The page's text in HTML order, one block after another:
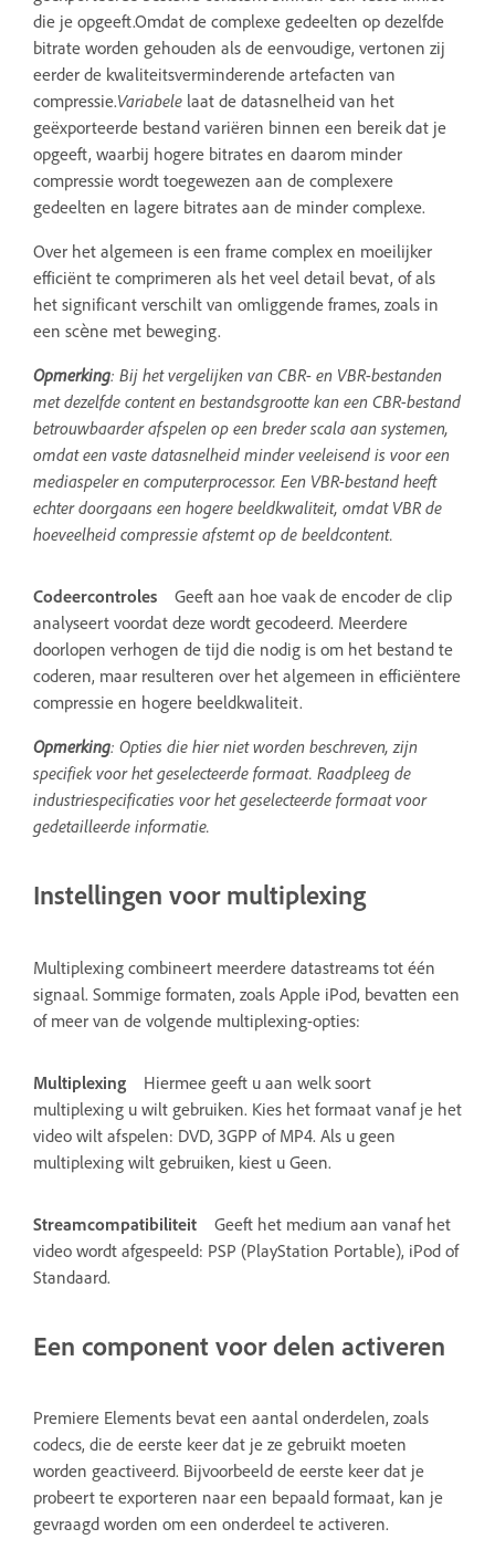
die je opgeeft.Omdat de complexe gedeelten op dezelfde
bitrate worden gehouden als de eenvoudige, vertonen zij
eerder de kwaliteitsverminderende artefacten van
compressie.Variabele laat de datasnelheid van het
geëxporteerde bestand variëren binnen een bereik dat je
opgeeft, waarbij hogere bitrates en daarom minder
compressie wordt toegewezen aan de complexere
gedeelten en lagere bitrates aan de minder complexe.
Over het algemeen is een frame complex en moeilijker
efficiënt te comprimeren als het veel detail bevat, of als
het significant verschilt van omliggende frames, zoals in
een scène met beweging.
Opmerking: Bij het vergelijken van CBR- en VBR-bestanden
met dezelfde content en bestandsgrootte kan een CBR-bestand
betrouwbaarder afspelen op een breder scala aan systemen,
omdat een vaste datasnelheid minder veeleisend is voor een
mediaspeler en computerprocessor. Een VBR-bestand heeft
echter doorgaans een hogere beeldkwaliteit, omdat VBR de
hoeveelheid compressie afstemt op de beeldcontent.
Codeercontroles
Geeft aan hoe vaak de encoder de clip
analyseert voordat deze wordt gecodeerd. Meerdere
doorlopen verhogen de tijd die nodig is om het bestand te
coderen, maar resulteren over het algemeen in efficiëntere
compressie en hogere beeldkwaliteit.
Opmerking: Opties die hier niet worden beschreven, zijn
specifiek voor het geselecteerde formaat. Raadpleeg de
industriespecificaties voor het geselecteerde formaat voor
gedetailleerde informatie.
Instellingen voor multiplexing
Multiplexing combineert meerdere datastreams tot één
signaal. Sommige formaten, zoals Apple iPod, bevatten een
of meer van de volgende multiplexing-opties:
Multiplexing
Hiermee geeft u aan welk soort
multiplexing u wilt gebruiken. Kies het formaat vanaf je het
video wilt afspelen: DVD, 3GPP of MP4. Als u geen
multiplexing wilt gebruiken, kiest u Geen.
Streamcompatibiliteit
Geeft het medium aan vanaf het
video wordt afgespeeld: PSP (PlayStation Portable), iPod of
Standaard.
Een component voor delen activeren
Premiere Elements bevat een aantal onderdelen, zoals
codecs, die de eerste keer dat je ze gebruikt moeten
worden geactiveerd. Bijvoorbeeld de eerste keer dat je
probeert te exporteren naar een bepaald formaat, kan je
gevraagd worden om een onderdeel te activeren.